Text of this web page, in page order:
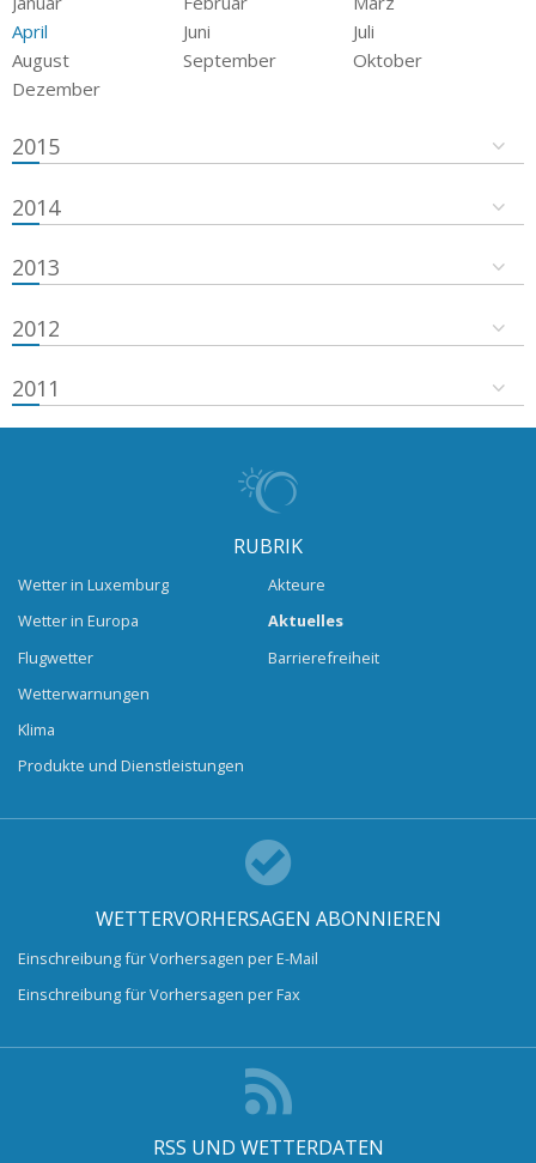
April
Juni
Juli
August
September
Oktober
Dezember
2015
2014
2013
2012
2011
RUBRIK
Wetter in Luxemburg
Wetter in Europa
Flugwetter
Wetterwarnungen
Klima
Produkte und Dienstleistungen
Akteure
Aktuelles
Barrierefreiheit
WETTERVORHERSAGEN ABONNIEREN
Einschreibung für Vorhersagen per E-Mail
Einschreibung für Vorhersagen per Fax
RSS UND WETTERDATEN